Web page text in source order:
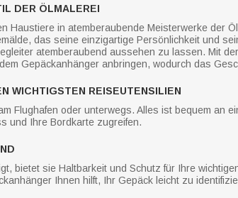
DER ÖLMALEREI
Haustiere in atemberaubende Meisterwerke der
das seine einzigartige Persönlichkeit und
atemberaubend aussehen zu lassen. Mit
Gepäckanhänger anbringen, wodurch das
WICHTIGSTEN REISEUTENSILIEN
Flughafen oder unterwegs. Alles ist bequem an
und Ihre Bordkarte zugreifen.
bietet sie Haltbarkeit und Schutz für Ihre
Ihnen hilft, Ihr Gepäck leicht zu